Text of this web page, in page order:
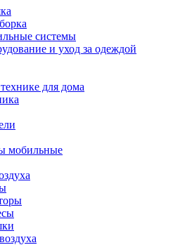
системы
и уход за одеждой
для дома
мобильные